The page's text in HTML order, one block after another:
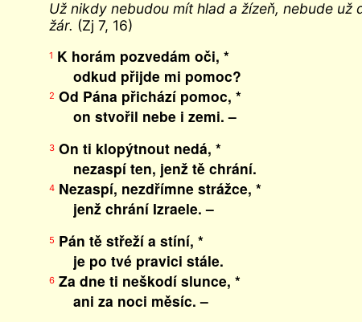
Už nikdy nebudou mít hlad a žízeň, nebude
žár. (Zj 7, 16)
1 K horám pozvedám oči, *
odkud přijde mi pomoc?
2 Od Pána přichází pomoc, *
on stvořil nebe i zemi. –
3 On ti klopýtnout nedá, *
nezaspí ten, jenž tě chrání.
4 Nezaspí, nezdřímne strážce, *
jenž chrání Izraele. –
5 Pán tě střeží a stíní, *
je po tvé pravici stále.
6 Za dne ti neškodí slunce, *
ani za noci měsíc. –